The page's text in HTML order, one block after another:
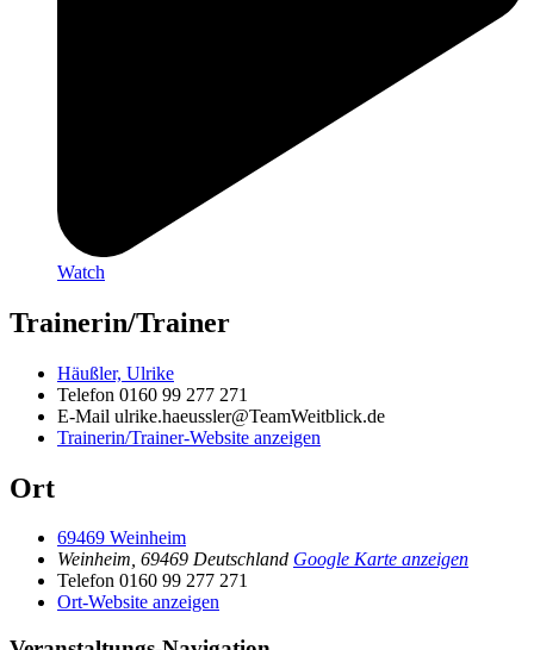
Watch
Trainerin/Trainer
Häußler, Ulrike
Telefon 0160 99 277 271
E-Mail ulrike.haeussler@TeamWeitblick.de
Trainerin/Trainer-Website anzeigen
Ort
69469 Weinheim
Weinheim, 69469 Deutschland Google Karte anzeigen
Telefon 0160 99 277 271
Ort-Website anzeigen